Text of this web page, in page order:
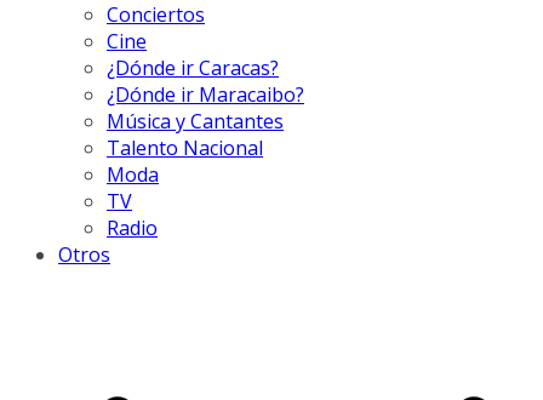
Conciertos
Cine
¿Dónde ir Caracas?
¿Dónde ir Maracaibo?
Música y Cantantes
Talento Nacional
Moda
TV
Radio
Otros